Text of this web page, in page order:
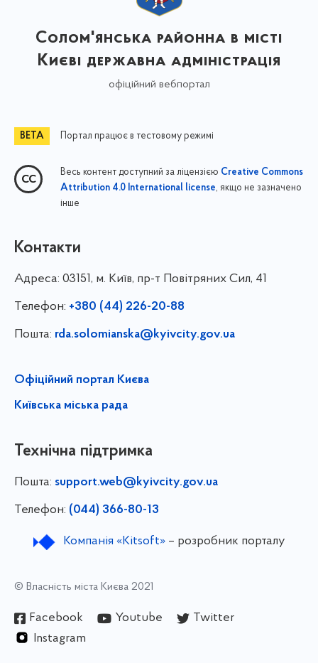
Солом'янська районна в місті
Києві державна адміністрація
офіційний вебпортал
Портал працює в тестовому режимі
Весь контент доступний за ліцензією Creative Commons
Attribution 4.0 International license, якщо не зазначено
інше
Контакти
Адреса: 03151, м. Київ, пр-т Повітряних Сил, 41
Телефон: +380 (44) 226-20-88
Пошта: rda.solomianska@kyivcity.gov.ua
Офіційний портал Києва
Київська міська рада
Технічна підтримка
Пошта: support.web@kyivcity.gov.ua
Телефон: (044) 366-80-13
Компанія «Kitsoft»– розробник порталу
© Власність міста Києва 2021
Facebook Youtube
Twitter
Instagram